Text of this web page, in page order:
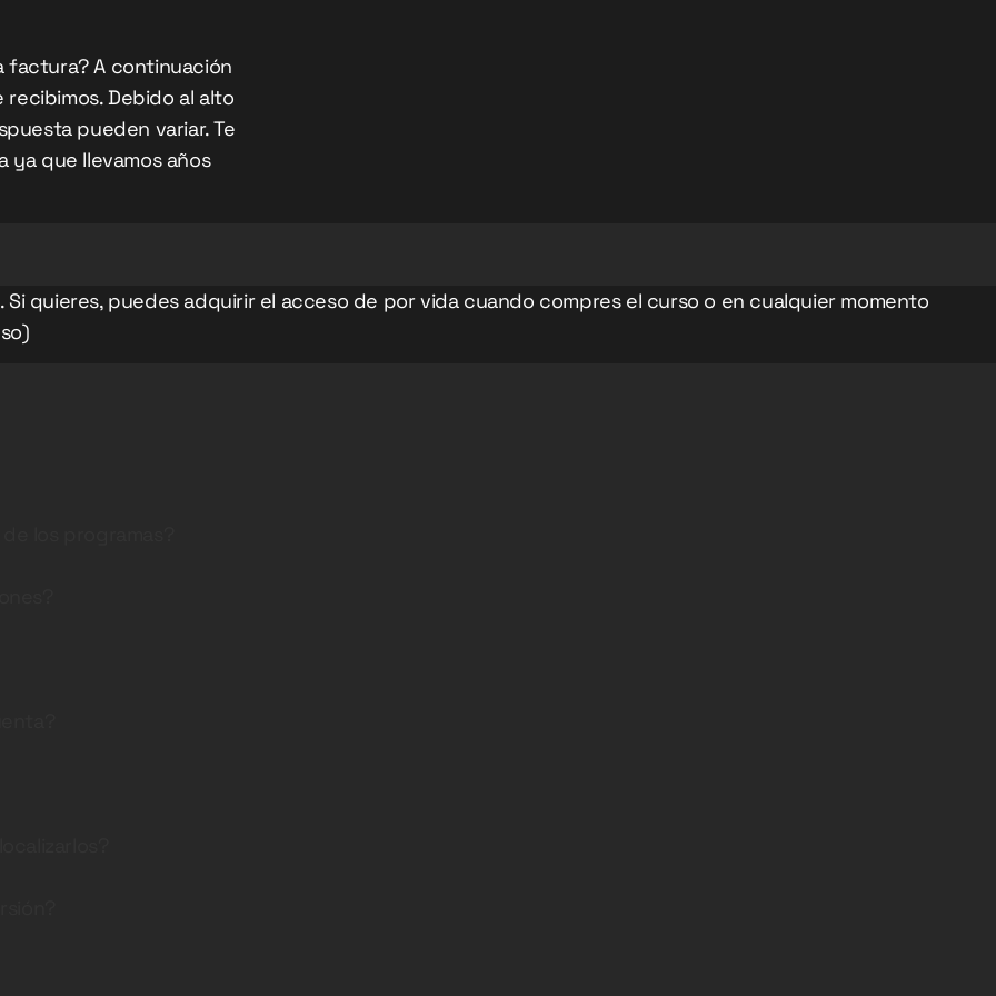
factura? A continuación
Debido al alto
pueden variar. Te
que llevamos años
quieres, puedes adquirir el acceso de por vida cuando compres el curso o en cualquier momento